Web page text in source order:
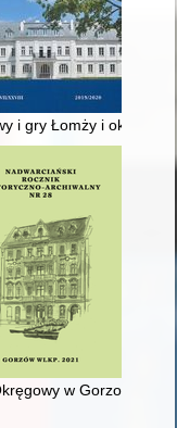
1
i gry Łomży i okolic ze
: wybrane
w Gorzowie